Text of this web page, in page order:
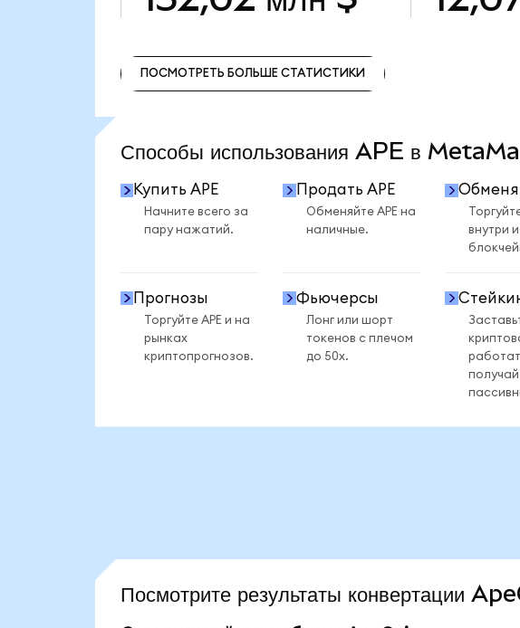
ПОСМОТРЕТЬ БОЛЬШЕ СТАТИСТИКИ
Способы использования APE в
Купить APE
Начните всего за
пару нажатий.
Продать APE
Обменяйте APE на
наличные.
внутри
Прогнозы
Торгуйте APE и на
рынках
криптопрогнозов.
Фьючерсы
Лонг или шорт
токенов с плечом
до 50x.
Посмотрите результаты конвертации